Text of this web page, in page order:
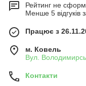
Рейтинг не
Менше 5 відгуків
Працює з
м. Ковель
Вул.
Контакти